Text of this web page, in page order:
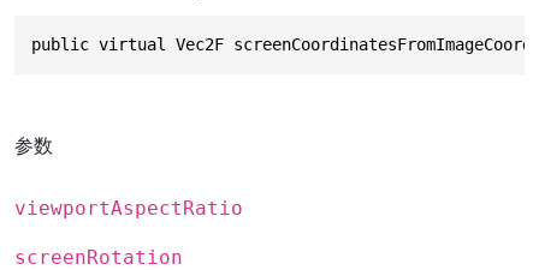
public virtual Vec2F
参数
viewportAspectRatio
screenRotation